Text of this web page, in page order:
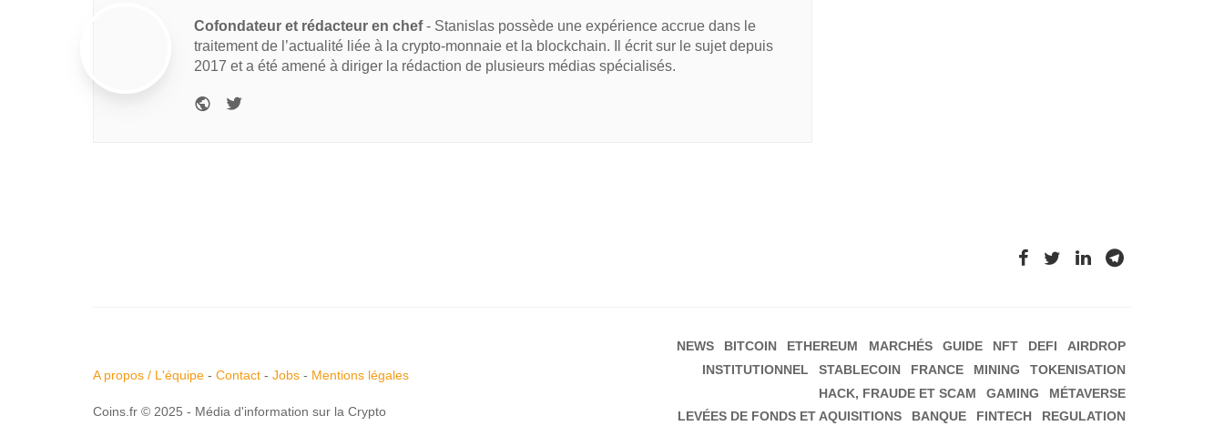
Cofondateur et rédacteur en chef- Stanislas possède une expérience accrue dans le
traitement de l’actualité liée à la crypto-monnaie et la blockchain. Il écrit sur le sujet depuis
2017 et a été amené à diriger la rédaction de plusieurs médias spécialisés.
A propos / L'équipe - Contact - Jobs - Mentions légales
Coins.fr © 2025 - Média d'information sur la Crypto
NEWS BITCOIN ETHEREUM MARCHÉS GUIDE NFT DEFI
AIRDROP
INSTITUTIONNEL
STABLECOIN FRANCE MINING
TOKENISATION
HACK, FRAUDE ET SCAM
GAMING
MÉTAVERSE
LEVÉES DE FONDS ET AQUISITIONS
BANQUE FINTECH REGULATION